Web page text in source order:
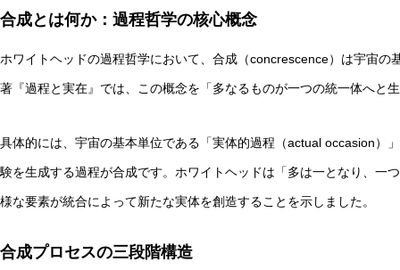
抽象語に残る「感覚の痕跡」とは？言語モデルと感覚モ
合成とは何か：過程哲学の核心概念
ホワイトヘッドの過程哲学において、合成（concrescence）は宇宙の
著『過程と実在』では、この概念を「多なるものが一つの統一体へと
具体的には、宇宙の基本単位である「実体的過程（actual occasion）
験を生成する過程が合成です。ホワイトヘッドは「多は一となり、一
様な要素が統合によって新たな実体を創造することを示しました。
合成プロセスの三段階構造